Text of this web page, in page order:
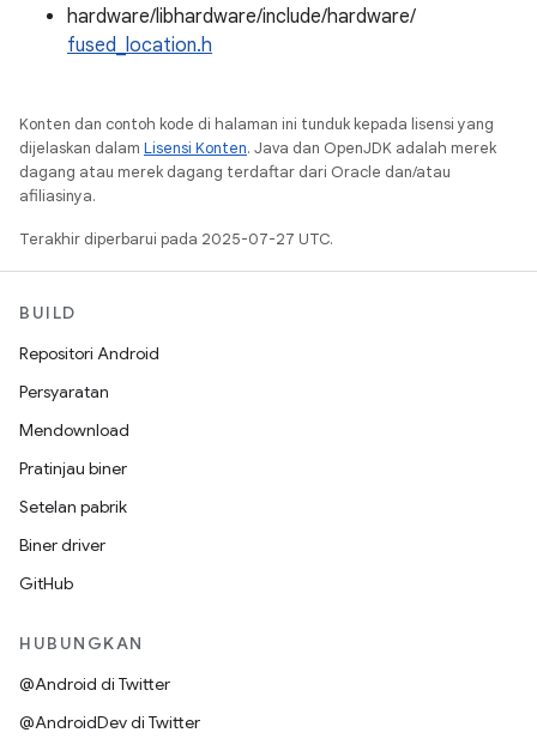
hardware/libhardware/include/hardware/
fused_location.h
Konten dan contoh kode di halaman ini tunduk kepada lisensi yang
dijelaskan dalam Lisensi Konten. Java dan OpenJDK adalah merek
dagang atau merek dagang terdaftar dari Oracle dan/atau
afiliasinya.
Terakhir diperbarui pada 2025-07-27 UTC.
BUILD
Repositori Android
Persyaratan
Mendownload
Pratinjau biner
Setelan pabrik
Biner driver
GitHub
HUBUNGKAN
@Android di Twitter
@AndroidDev di Twitter